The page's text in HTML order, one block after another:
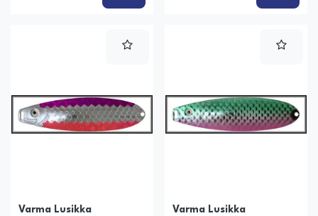
Varma Lusikka
Varma Lusikka